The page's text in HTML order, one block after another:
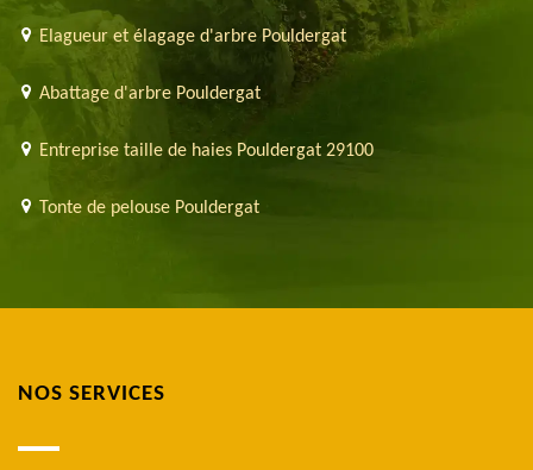
Elagueur et élagage d'arbre Pouldergat
Abattage d'arbre Pouldergat
Entreprise taille de haies Pouldergat 29100
Tonte de pelouse Pouldergat
NOS SERVICES